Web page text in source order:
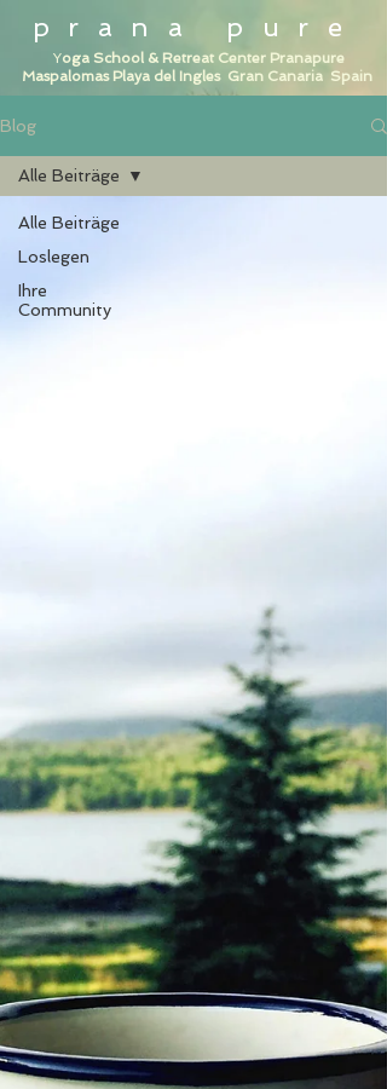
prana pure
Yoga School & Retreat Center Pranapure
Maspalomas Playa del Ingles Gran Canaria Spain
Blog
Alle Beiträge
Loslegen
Ihre
Community
Alle Beiträge